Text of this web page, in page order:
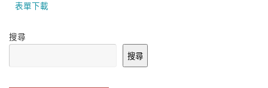
表單下載
搜尋
搜尋